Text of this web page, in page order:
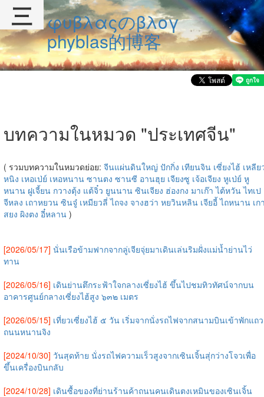
φυβλαςのβλογ
phyblas的博客
บทความในหมวด "ประเทศจีน"
( รวมบทความในหมวดย่อย: จีนแผ่นดินใหญ่ ปักกิ่ง เทียนจิน เซี่ยงไฮ้ เหลีย
หนิง เหอเป่ย์ เหอหนาน ซานตง ซานซี อานฮุย เจียงซู เจ้อเจียง หูเป่ย์ หู
หนาน ฝูเจี้ยน กวางตุ้ง แต้จิ๋ว ยูนนาน ซินเจียง ฮ่องกง มาเก๊า ไต้หวัน ไทเป
จีหลง เถาหยวน ซินจู๋ เหมียวลี่ ไถจง จางฮว่า หยวินหลิน เจียอี้ ไถหนาน เก
สยง ผิงตง อี๋หลาน )
[2026/05/17] นั่นเรือข้ามฟากจากลู่เจียจุ่ยมาเดินเล่นริมฝั่งแม่น้ำย่านไว่
ทาน
[2026/05/16] เดินย่านตึกระฟ้าใจกลางเซี่ยงไฮ้ ขึ้นไปชมทิวทัศน์จากบน
อาคารศูนย์กลางเซี่ยงไฮ้สูง ๖๓๒ เมตร
[2026/05/15] เที่ยวเซี่ยงไฮ้ ๕ วัน เริ่มจากนั่งรถไฟจากสนามบินเข้าพักแถว
ถนนหนานจิง
[2024/10/30] วันสุดท้าย นั่งรถไฟความเร็วสูงจากเซินเจิ้นสุ่กว่างโจวเพื่อ
ขึ้นเครื่องบินกลับ
[2024/10/28] เดินซื้อของที่ย่านร้านค้าถนนคนเดินตงเหมินของเซินเจิ้น
三